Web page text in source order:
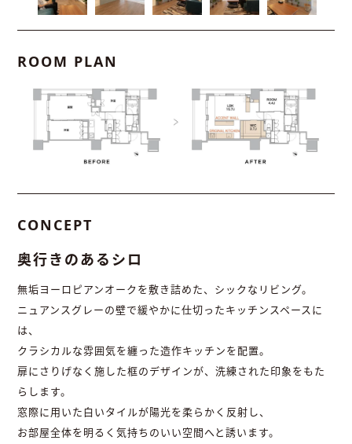
ROOM PLAN
CONCEPT
奥行きのあるシロ
無垢ヨーロピアンオークを敷き詰めた、シックなリビング。
ニュアンスグレーの壁で緩やかに仕切ったキッチンスペースに
は、
クラシカルな雰囲気を纏った造作キッチンを配置。
扉にさりげなく施した框のデザインが、洗練された印象をもた
らします。
窓際に用いた白いタイルが陽光を柔らかく反射し、
お部屋全体を明るく気持ちのいい空間へと誘います。